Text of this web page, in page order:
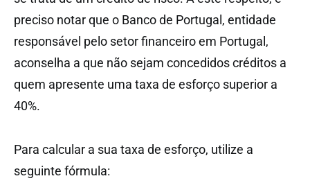
preciso notar que o Banco de Portugal, entidade
responsável pelo setor financeiro em Portugal,
aconselha a que não sejam concedidos créditos a
quem apresente uma taxa de esforço superior a
40%.
Para calcular a sua taxa de esforço, utilize a
seguinte fórmula: